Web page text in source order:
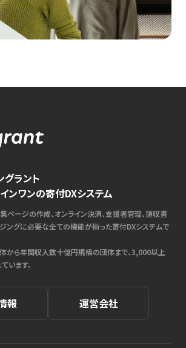
ラント
ンワンの寄付DXシステム
ページの作成、オンライン決済、支援者管理、領収書
ジングに必要な全ての機能が揃った寄付DXシステムで
から年間収入数十億円規模の団体まで、3,000以上
います。
報 運営会社